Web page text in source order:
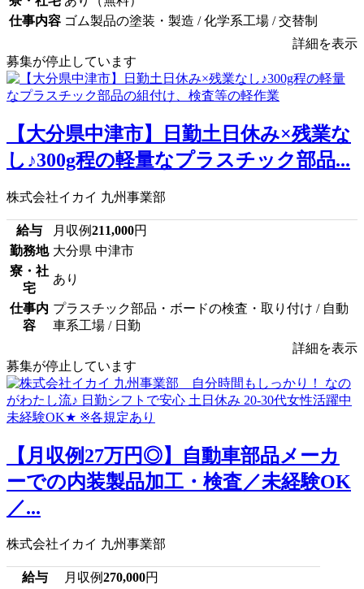
仕事内容 ゴム製品の塗装・製造 / 化学系工場 / 交替制
詳細を表示
募集が停止しています
【大分県中津市】日勤土日休み×残業な
し♪300g程の軽量なプラスチック部品...
株式会社イカイ 九州事業部
給与 月収例211,000円
勤務地 大分県 中津市
寮・社
宅
あり
仕事内
容
プラスチック部品・ボードの検査・取り付け / 自動
車系工場 / 日勤
詳細を表示
募集が停止しています
【月収例27万円◎】自動車部品メーカ
ーでの内装製品加工・検査／未経験OK
／...
株式会社イカイ 九州事業部
給与 月収例270,000円